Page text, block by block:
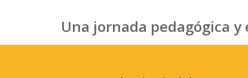
Una jornada pedagógica